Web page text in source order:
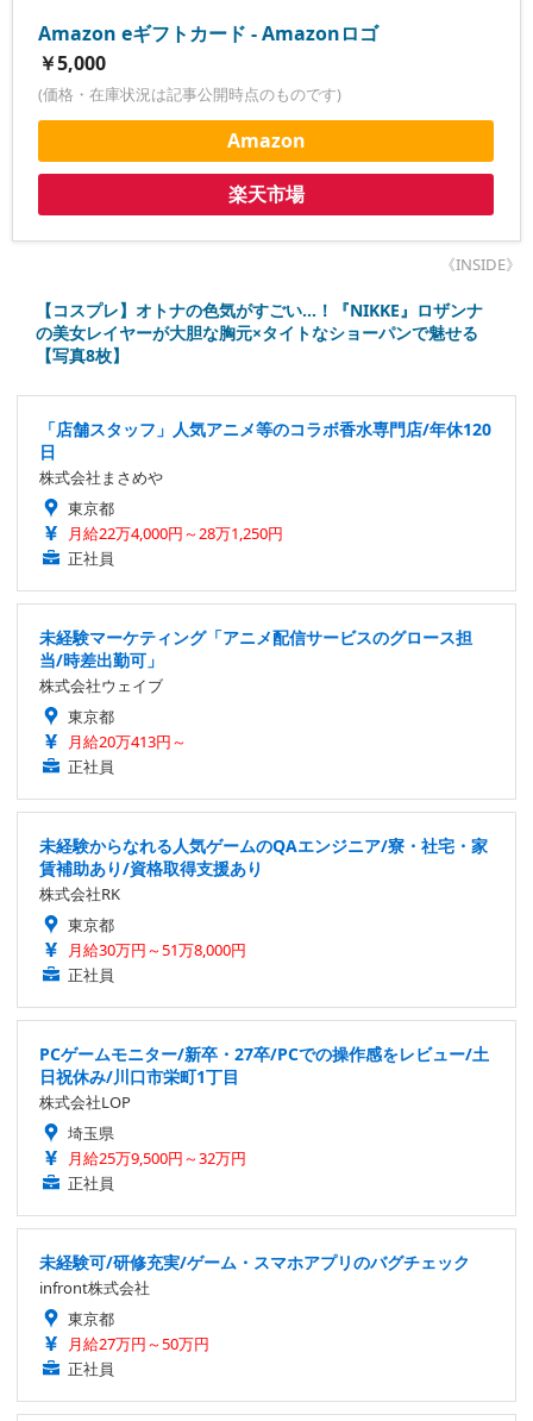
Amazon eギフトカード - Amazonロゴ
￥5,000
(価格・在庫状況は記事公開時点のものです)
Amazon
楽天市場
《INSIDE》
【コスプレ】オトナの色気がすごい…！『NIKKE』ロザンナ
の美女レイヤーが大胆な胸元×タイトなショーパンで魅せる
【写真8枚】
「店舗スタッフ」人気アニメ等のコラボ香水専門店/年休120
日
株式会社まさめや
東京都
月給22万4,000円～28万1,250円
正社員
未経験マーケティング「アニメ配信サービスのグロース担
当/時差出勤可」
株式会社ウェイブ
東京都
月給20万413円～
正社員
未経験からなれる人気ゲームのQAエンジニア/寮・社宅・家
賃補助あり/資格取得支援あり
株式会社RK
東京都
月給30万円～51万8,000円
正社員
PCゲームモニター/新卒・27卒/PCでの操作感をレビュー/土
日祝休み/川口市栄町1丁目
株式会社LOP
埼玉県
月給25万9,500円～32万円
正社員
未経験可/研修充実/ゲーム・スマホアプリのバグチェック
infront株式会社
東京都
月給27万円～50万円
正社員